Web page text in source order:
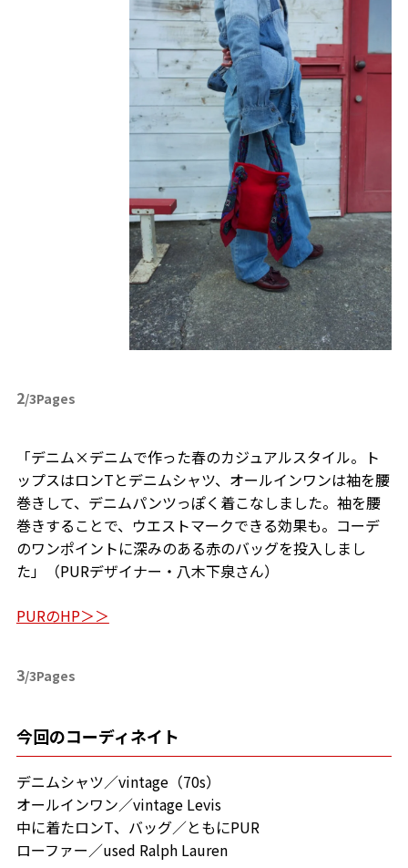
2/3Pages
「デニム×デニムで作った春のカジュアルスタイル。ト
ップスはロンTとデニムシャツ、オールインワンは袖を腰
巻きして、デニムパンツっぽく着こなしました。袖を腰
巻きすることで、ウエストマークできる効果も。コーデ
のワンポイントに深みのある赤のバッグを投入しまし
た」（PURデザイナー・八木下泉さん）
PURのHP＞＞
3/3Pages
今回のコーディネイト
デニムシャツ／vintage（70s）
オールインワン／vintage Levis
中に着たロンT、バッグ／ともにPUR
ローファー／used Ralph Lauren